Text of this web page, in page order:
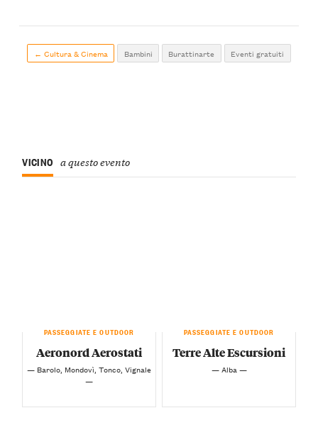
← Cultura & Cinema Bambini Burattinarte Eventi gratuiti
VICINO a questo evento
PASSEGGIATE E OUTDOOR
Aeronord Aerostati
— Barolo, Mondovì, Tonco, Vignale
—
PASSEGGIATE E OUTDOOR
Terre Alte Escursioni
— Alba —